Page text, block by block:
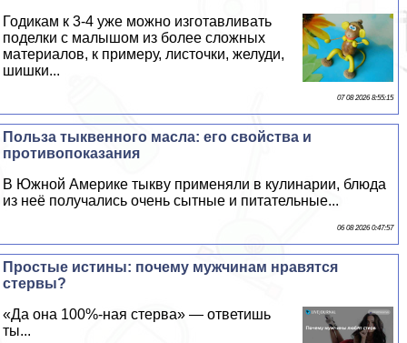
Годикам к 3-4 уже можно изготавливать
поделки с малышом из более сложных
материалов, к примеру, листочки, желуди,
шишки...
07 08 2026 8:55:15
Польза тыквенного масла: его свойства и
противопоказания
В Южной Америке тыкву применяли в кулинарии, блюда
из неё получались очень сытные и питательные...
06 08 2026 0:47:57
Простые истины: почему мужчинам нравятся
стepвы?
«Да она 100%-ная стepва» — ответишь
ты...